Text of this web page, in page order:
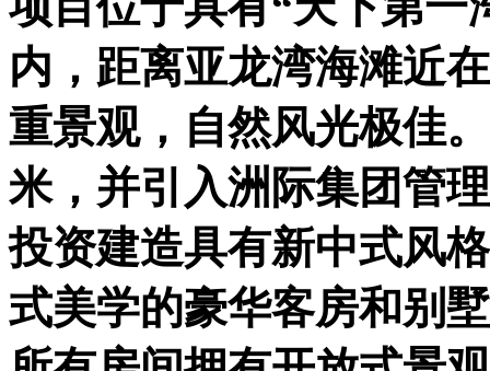
内，距离亚龙湾海滩近
重景观，自然风光极佳
米，并引入洲际集团管
投资建造具有新中式风
式美学的豪华客房和别